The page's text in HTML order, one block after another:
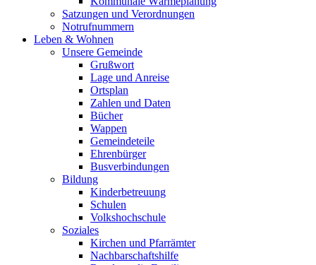
Satzungen und Verordnungen
Notrufnummern
Leben & Wohnen
Unsere Gemeinde
Grußwort
Lage und Anreise
Ortsplan
Zahlen und Daten
Bücher
Wappen
Gemeindeteile
Ehrenbürger
Busverbindungen
Bildung
Kinderbetreuung
Schulen
Volkshochschule
Soziales
Kirchen und Pfarrämter
Nachbarschaftshilfe